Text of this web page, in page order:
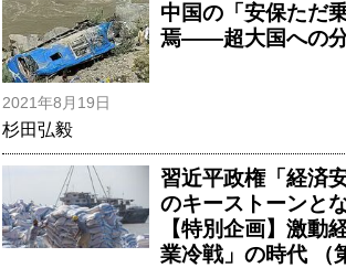
中国の「安保ただ
焉――超大国への
2021年8月19日
杉田弘毅
習近平政権「経済
のキーストーンと
【特別企画】激動
業冷戦」の時代 （